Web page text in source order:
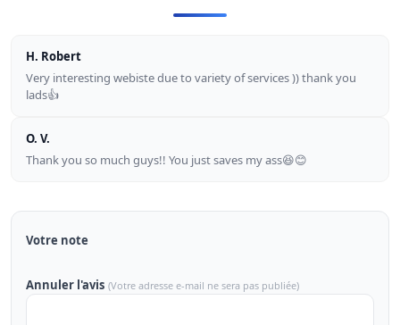
H. Robert
Very interesting webiste due to variety of services )) thank you
lads👍
O. V.
Thank you so much guys!! You just saves my ass😆😊
Votre note
Annuler l'avis (Votre adresse e-mail ne sera pas publiée)